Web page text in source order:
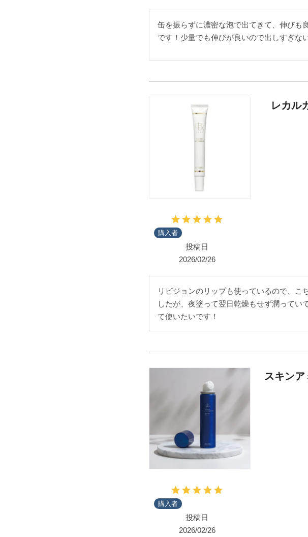
缶を振らずに濃密な泡で出てきて、伸びも
です！少量でも伸びが良いので出しすぎな
レカル
購入者
投稿日
2026/02/26
リビジョンのリップも使っているので、こ
したが、夜塗って翌日乾燥もせず潤ってい
て使いたいです！
スキンア
購入者
投稿日
2026/02/26